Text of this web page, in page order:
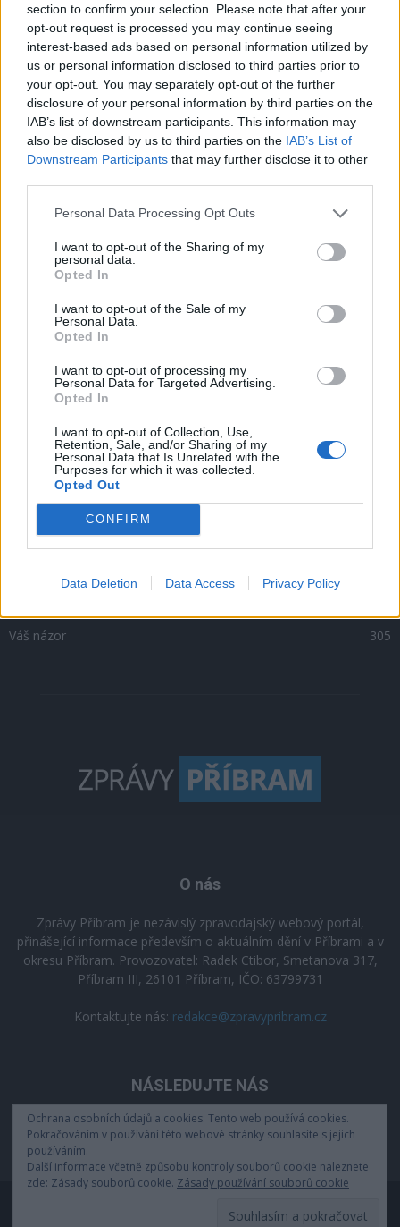
section to confirm your selection. Please note that after your
opt-out request is processed you may continue seeing
interest-based ads based on personal information utilized by
us or personal information disclosed to third parties prior to
your opt-out. You may separately opt-out of the further
disclosure of your personal information by third parties on the
IAB’s list of downstream participants. This information may
also be disclosed by us to third parties on the IAB’s List of
Downstream Participants that may further disclose it to other
Personal Data Processing Opt Outs
I want to opt-out of the Sharing of my
personal data.
Opted In
I want to opt-out of the Sale of my
Personal Data.
Opted In
I want to opt-out of processing my
Personal Data for Targeted Advertising.
Opted In
I want to opt-out of Collection, Use,
Retention, Sale, and/or Sharing of my
Personal Data that Is Unrelated with the
Purposes for which it was collected.
Opted Out
CONFIRM
Data Deletion Data Access Privacy Policy
3. 8. 2026
NEJČTENĚJŠÍ ČLÁNKY
Lazsko zřídilo transparentní účet na pomoc
mladé mamince, náhle postižené mrtvicí
14. 2. 2023
2. 12. 2016
Trhovkách lehl popelem
8. 7. 2023
OBLÍBENÉ KATEGORIE
Sport
O čem se mluví
Rožmitálsko
Váš názor
305
O nás
Zprávy Příbram je nezávislý zpravodajský webový portál,
přinášející informace především o aktuálním dění v Příbrami a v
okresu Příbram. Provozovatel: Radek Ctibor, Smetanova 317,
Příbram III, 26101 Příbram, IČO: 63799731
Kontaktujte nás: redakce@zpravypribram.cz
NÁSLEDUJTE NÁS
Ochrana osobních údajů a cookies: Tento web používá cookies.
Pokračováním v používání této webové stránky souhlasíte s jejich
používáním.
Další informace včetně způsobu kontroly souborů cookie naleznete
zde: Zásady souborů cookie. Zásady používání souborů cookie